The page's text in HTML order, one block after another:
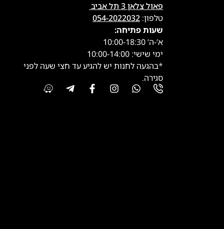
פאול צלאן 3 תל אביב
טלפון: 054-2022032
שעות פתיחה:
א’-ה’ 10:00-18:30
ימי שישי: 10:00-14:00
*בהגעה לחנות יש להגיע עד חצי שעה לפני
סגירה.